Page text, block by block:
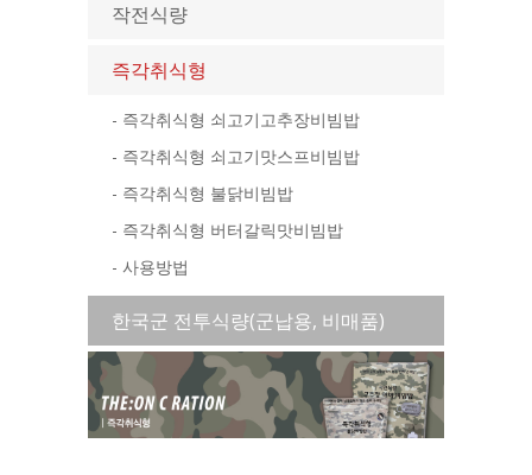
작전식량
즉각취식형
- 즉각취식형 쇠고기고추장비빔밥
- 즉각취식형 쇠고기맛스프비빔밥
- 즉각취식형 불닭비빔밥
- 즉각취식형 버터갈릭맛비빔밥
- 사용방법
한국군 전투식량(군납용, 비매품)